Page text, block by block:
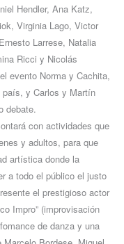
Hendler, Ana Katz,
Virginia Lago, Victor
Larrese, Natalia
Ricci y Nicolás
evento Norma y Cachita,
país, y Carlos y Martín
debate.
con actividades que
y adultos, para que
artística donde la
a todo el público el justo
el prestigioso actor
Impro” (improvisación
de danza y una